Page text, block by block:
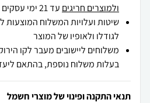
ולמוצרים חריגים עד 21 ימי עסקים .
שיטות ועלויות המשלוח המוצעות
לגודלו ולאופיו של המוצר
משלוחים ליישובים מעבר לקו
בעלות משלוח נוספת, בהתאם
תנאי התקנה ופינוי של מוצרי חשמל